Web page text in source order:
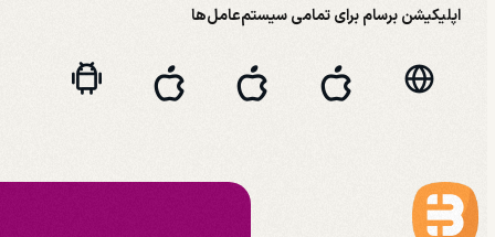
اپلیکیشن برسام برای تمامی سیستم‌عامل‌ها